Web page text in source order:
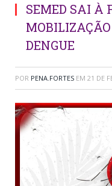
SEMED SAI À
DENGUE
POR PENA.FORTES EM 21 DE